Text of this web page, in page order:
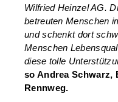
Wilfried Heinzel AG.
betreuten Menschen
und schenkt dort
Menschen
diese tolle
so Andrea Schwarz,
Rennweg.